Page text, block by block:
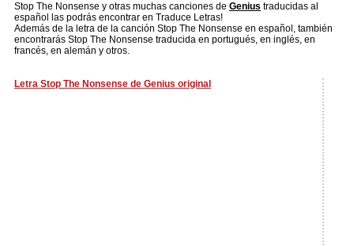
Stop The Nonsense y otras muchas canciones de Genius traducidas al
español las podrás encontrar en Traduce Letras!
Además de la letra de la canción Stop The Nonsense en español, también
encontrarás Stop The Nonsense traducida en portugués, en inglés, en
francés, en alemán y otros.
Letra Stop The Nonsense de Genius original